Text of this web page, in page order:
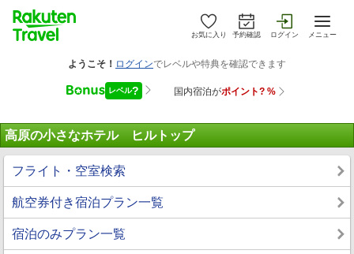
お気に入り 予約確認 ログイン メニュー
高原の小さなホテル ヒルトップ
フライト・空室検索
航空券付き宿泊プラン一覧
宿泊のみプラン一覧